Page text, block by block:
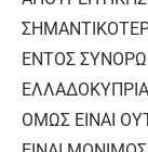
ΕΝΤΟΣ
ΟΜΩΣ ΕΙΝΑΙ